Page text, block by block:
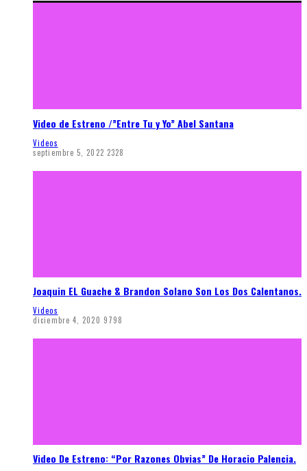
Video de Estreno /”Entre Tu y Yo” Abel Santana
Videos
septiembre 5, 2022 2328
Joaquin EL Guache & Brandon Solano Son Los Dos Calentanos.
Videos
diciembre 4, 2020 9798
Video De Estreno: “Por Razones Obvias” De Horacio Palencia.